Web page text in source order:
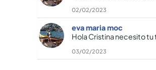
02/02/2023
eva maria moc
Hola Cristina necesito
03/02/2023